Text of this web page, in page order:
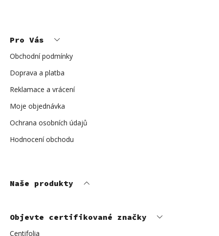
Pro Vás
Obchodní podmínky
Doprava a platba
Reklamace a vrácení
Moje objednávka
Ochrana osobních údajů
Hodnocení obchodu
Naše produkty
Objevte certifikované značky
Centifolia